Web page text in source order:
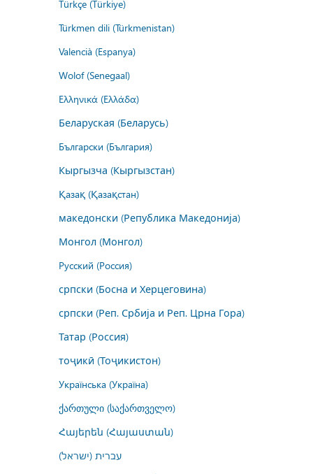
Türkçe (Türkiye)
Türkmen dili (Türkmenistan)
Valencià (Espanya)
Wolof (Senegaal)
Ελληνικά (Ελλάδα)
Беларуская (Беларусь)
Български (България)
Кыргызча (Кыргызстан)
Қазақ (Қазақстан)
македонски (Република Македонија)
Монгол (Монгол)
Русский (Россия)
српски (Босна и Херцеговина)
српски (Реп. Србија и Реп. Црна Гора)
Татар (Россия)
тоҷикӣ (Тоҷикистон)
Українська (Україна)
ქართული (საქართველო)
Հայերեն (Հայաստան)
עברית (ישראל)